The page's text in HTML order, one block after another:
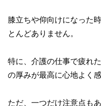
膝立ちや仰向けになった
とんどありません。
特に、介護の仕事で疲れ
の厚みが最高に心地よく
ただ、一つだけ注意点もあ